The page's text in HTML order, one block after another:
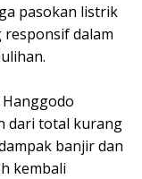
pasokan listrik
responsif dalam
dari total kurang
banjir dan
kembali